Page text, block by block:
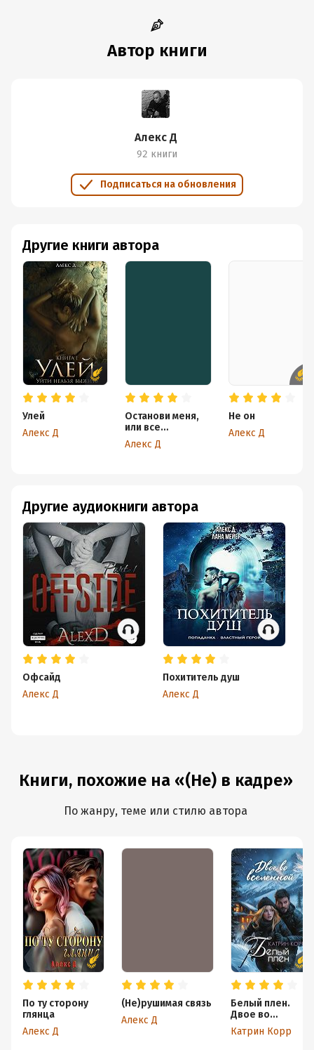
Автор книги
Алекс Д
92 книги
Подписаться на обновления
Другие книги автора
Улей
Алекс Д
Останови меня,
или все
повторится
Алекс Д
Не он
Алекс Д
Другие аудиокниги автора
Офсайд
Алекс Д
Похититель душ
Алекс Д
Книги, похожие на «(Не) в кадре»
По жанру, теме или стилю автора
По ту сторону
глянца
Алекс Д
(Не)рушимая связь
Алекс Д
Белый плен.
Двое во
вселенной
Катрин Корр